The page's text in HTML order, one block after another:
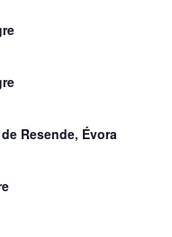
Resende, Évora